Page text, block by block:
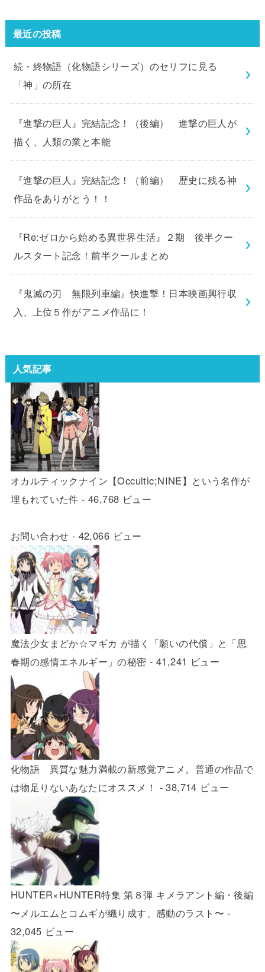
最近の投稿
続・終物語（化物語シリーズ）のセリフに見る
「神」の所在
『進撃の巨人』完結記念！（後編） 進撃の巨人が
描く、人類の業と本能
『進撃の巨人』完結記念！（前編） 歴史に残る神
作品をありがとう！！
『Re:ゼロから始める異世界生活』２期 後半クー
ルスタート記念！前半クールまとめ
『鬼滅の刃 無限列車編』快進撃！日本映画興行収
入、上位５作がアニメ作品に！
人気記事
オカルティックナイン【Occultic;NINE】という名作が
埋もれていた件 - 46,768 ビュー
お問い合わせ - 42,066 ビュー
魔法少女まどか☆マギカ が描く「願いの代償」と「思
春期の感情エネルギー」の秘密 - 41,241 ビュー
化物語 異質な魅力満載の新感覚アニメ。普通の作品で
は物足りないあなたにオススメ！ - 38,714 ビュー
HUNTER×HUNTER特集 第８弾 キメラアント編・後編
〜メルエムとコムギが織り成す、感動のラスト〜 -
32,045 ビュー